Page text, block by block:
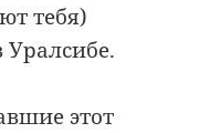
тебя)
этот